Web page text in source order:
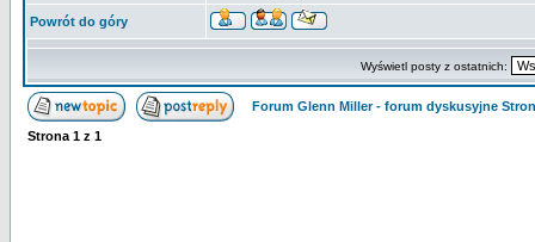
Powrót do góry
Wyświetl posty z ostatnich:
Forum Glenn Miller - forum dyskusyjne
Strona 1 z 1